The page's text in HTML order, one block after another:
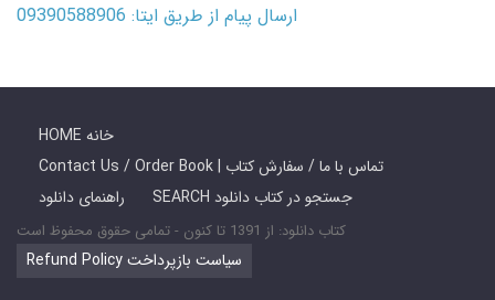
ارسال پیام از طریق ایتا: 09390588906
HOME خانه
Contact Us / Order Book | تماس با ما / سفارش کتاب
راهنمای دانلود
SEARCH جستجو در کتاب دانلود
کتاب دانلود: از 1391 تا کنون - تمامی حقوق محفوظ است
Refund Policy سیاست بازپرداخت